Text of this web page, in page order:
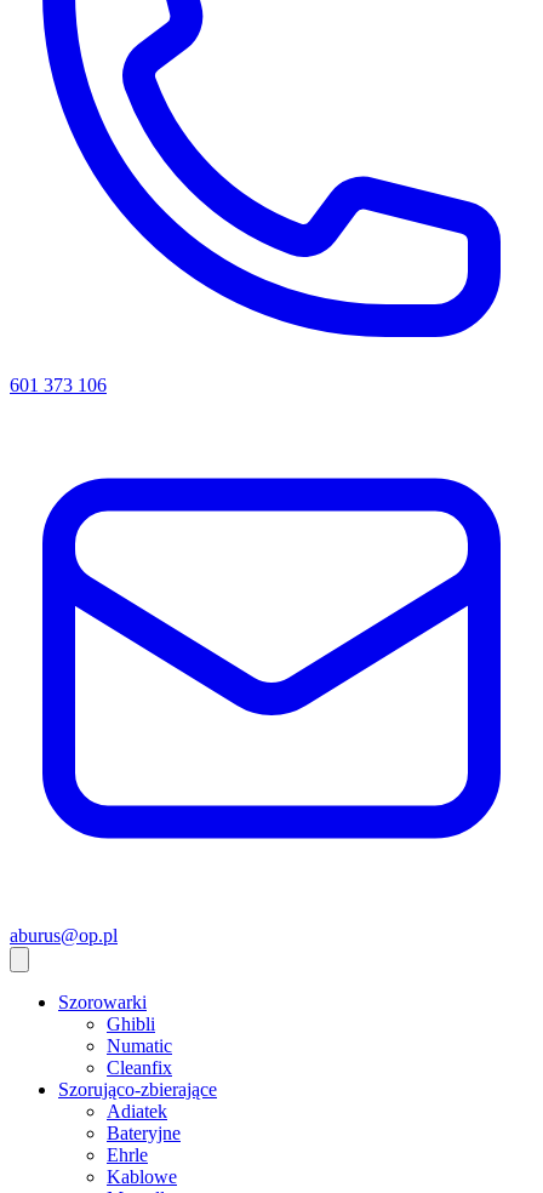
601 373 106
aburus@op.pl
Szorowarki
Ghibli
Numatic
Cleanfix
Szorująco-zbierające
Adiatek
Bateryjne
Ehrle
Kablowe